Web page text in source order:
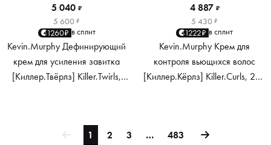
5 040 ₽
5 600 ₽
1260₽ в сплит
Kevin.Murphy Дефинирующий
крем для усиления завитка
[Киллер.Твёрлз] Killer.Twirls,
4 887 ₽
5 430 ₽
1222₽ в сплит
Kevin.Murphy Крем для
контроля вьющихся волос
[Киллер.Кёрлз] Killer.Curls, 200
1 2 3 … 483